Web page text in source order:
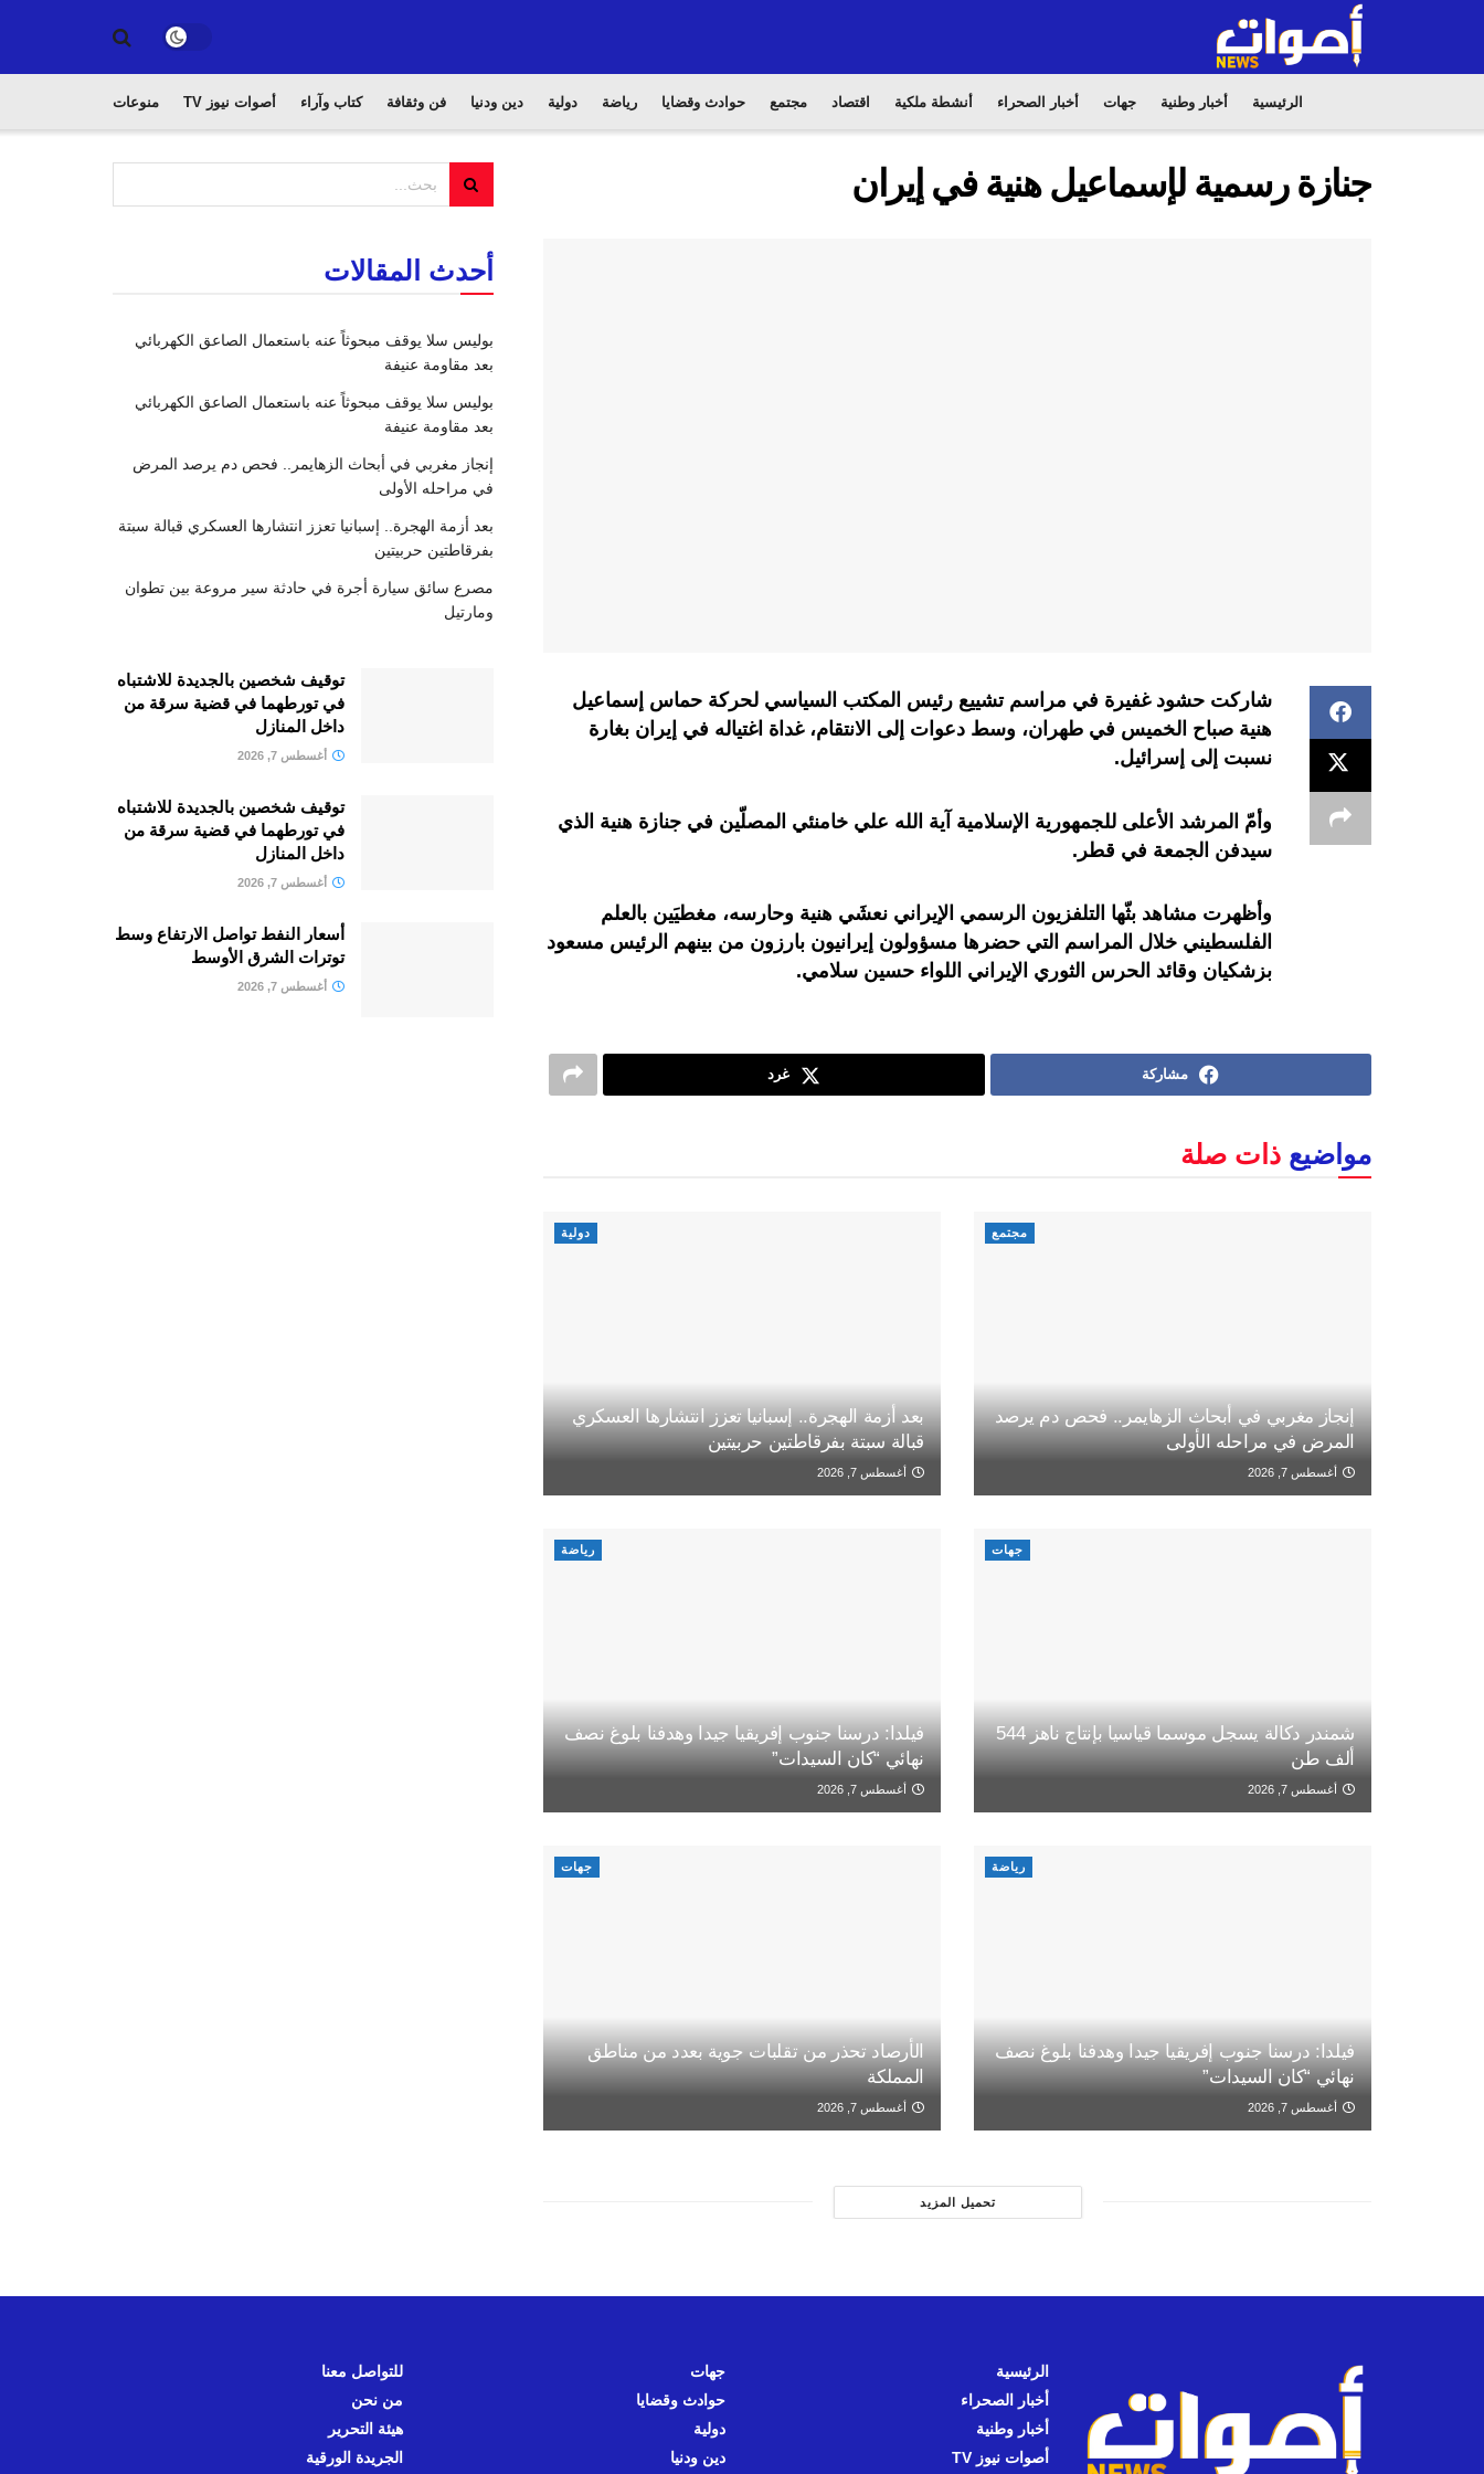
الرئيسية أخبار وطنية جهات أخبار الصحراء أنشطة ملكية اقتصاد مجتمع حوادث وقضايا رياضة دولية دين ودنيا فن وثقافة كتاب وآراء أصوات نيوز TV منوعات
جنازة رسمية لإسماعيل هنية في إيران
شاركت حشود غفيرة في مراسم تشييع رئيس المكتب السياسي لحركة حماس إسماعيل
هنية صباح الخميس في طهران، وسط دعوات إلى الانتقام، غداة اغتياله في إيران بغارة
نسبت إلى إسرائيل.
وأمّ المرشد الأعلى للجمهورية الإسلامية آية الله علي خامنئي المصلّين في جنازة هنية الذي
سيدفن الجمعة في قطر.
وأظهرت مشاهد بثّها التلفزيون الرسمي الإيراني نعشَي هنية وحارسه، مغطيَين بالعلم
الفلسطيني خلال المراسم التي حضرها مسؤولون إيرانيون بارزون من بينهم الرئيس مسعود
بزشكيان وقائد الحرس الثوري الإيراني اللواء حسين سلامي.
مشاركة غرد
مواضيع ذات صلة
مجتمع
إنجاز مغربي في أبحاث الزهايمر.. فحص دم يرصد
المرض في مراحله الأولى
أغسطس 7, 2026
دولية
بعد أزمة الهجرة.. إسبانيا تعزز انتشارها العسكري
قبالة سبتة بفرقاطتين حربيتين
أغسطس 7, 2026
جهات
شمندر دكالة يسجل موسما قياسيا بإنتاج ناهز 544
ألف طن
أغسطس 7, 2026
رياضة
فيلدا: درسنا جنوب إفريقيا جيدا وهدفنا بلوغ نصف
نهائي “كان السيدات”
أغسطس 7, 2026
رياضة
فيلدا: درسنا جنوب إفريقيا جيدا وهدفنا بلوغ نصف
نهائي “كان السيدات”
أغسطس 7, 2026
جهات
الأرصاد تحذر من تقلبات جوية بعدد من مناطق
المملكة
أغسطس 7, 2026
تحميل المزيد
أحدث المقالات
بوليس سلا يوقف مبحوثاً عنه باستعمال الصاعق الكهربائي
بعد مقاومة عنيفة
بوليس سلا يوقف مبحوثاً عنه باستعمال الصاعق الكهربائي
بعد مقاومة عنيفة
إنجاز مغربي في أبحاث الزهايمر.. فحص دم يرصد المرض
في مراحله الأولى
بعد أزمة الهجرة.. إسبانيا تعزز انتشارها العسكري قبالة سبتة
بفرقاطتين حربيتين
مصرع سائق سيارة أجرة في حادثة سير مروعة بين تطوان
ومارتيل
توقيف شخصين بالجديدة للاشتباه
في تورطهما في قضية سرقة من
داخل المنازل
أغسطس 7, 2026
توقيف شخصين بالجديدة للاشتباه
في تورطهما في قضية سرقة من
داخل المنازل
أغسطس 7, 2026
أسعار النفط تواصل الارتفاع وسط
توترات الشرق الأوسط
أغسطس 7, 2026
الرئيسية
أخبار الصحراء
أخبار وطنية
أصوات نيوز TV
جهات
حوادث وقضايا
دولية
دين ودنيا
للتواصل معنا
من نحن
هيئة التحرير
الجريدة الورقية